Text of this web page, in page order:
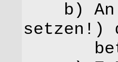
b) An
setzen!)